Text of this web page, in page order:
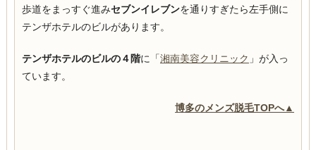
歩道をまっすぐ進みセブンイレブンを通りすぎたら左手側に
テンザホテルのビルがあります。
テンザホテルのビルの４階に「湘南美容クリニック 」が入っ
ています。
博多のメンズ脱毛TOPへ▲